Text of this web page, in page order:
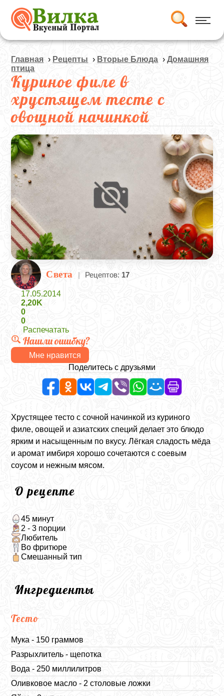
Главная › Рецепты › Вторые Блюда ›Домашняя
птица
Куриное филе в
хрустящем тесте с
овощной начинкой
Света | Рецептов: 17
17.05.2014
2,20K
0
0
Распечатать
Нашли ошибку?
Мне нравится
Поделитесь с друзьями
Хрустящее тесто с сочной начинкой из куриного
филе, овощей и азиатских специй делает это блюдо
ярким и насыщенным по вкусу. Лёгкая сладость мёда
и аромат имбиря хорошо сочетаются с соевым
соусом и нежным мясом.
О рецепте
45 минут
2 - 3 порции
Любитель
Во фритюре
Смешанный тип
Ингредиенты
Тесто
Мука - 150 граммов
Разрыхлитель - щепотка
Вода - 250 миллилитров
Оливковое масло - 2 столовые ложки